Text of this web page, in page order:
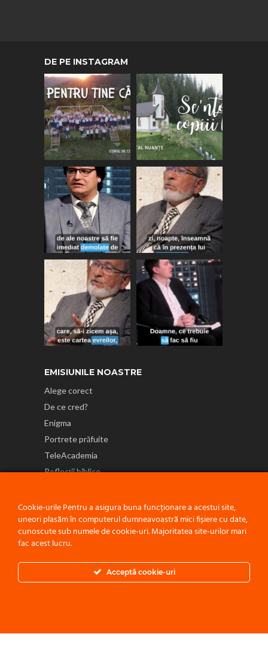
DE PE INSTAGRAM
EMISIUNILE NOASTRE
Alege corect
De ce cred?
Enigma
Portrete prăfuite
TeleAcademia
Reflecții biblice
Politică de confidențialitate
Cookie-urile Pentru a asigura buna funcționare a acestui site,
uneori plasăm în computerul dumneavoastră mici fișiere cu date,
cunoscute sub numele de cookie-uri. Majoritatea site-urilor mari
fac acest lucru.
Acceptă cookie-uri